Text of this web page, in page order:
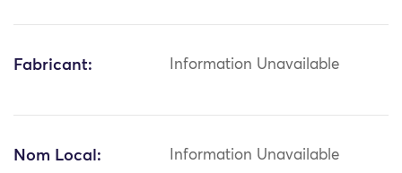
Fabricant: Information Unavailable
Nom Local: Information Unavailable